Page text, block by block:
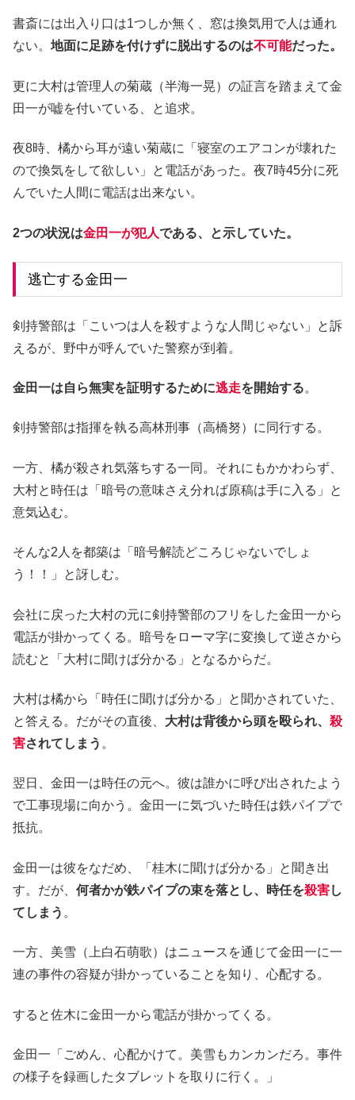
書斎には出入り口は1つしか無く、窓は換気用で人は通れ
ない。 地面に足跡を付けずに脱出するのは不可能だった。
更に大村は管理人の菊蔵（半海一晃）の証言を踏まえて金
田一が嘘を付いている、と追求。
夜8時、橘から耳が遠い菊蔵に「寝室のエアコンが壊れた
ので換気をして欲しい」と電話があった。夜7時45分に死
んでいた人間に電話は出来ない。
2つの状況は金田一が犯人である、と示していた。
逃亡する金田一
剣持警部は「こいつは人を殺すような人間じゃない」と訴
えるが、野中が呼んでいた警察が到着。
金田一は自ら無実を証明するために逃走を開始する。
剣持警部は指揮を執る高林刑事（高橋努）に同行する。
一方、橘が殺され気落ちする一同。それにもかかわらず、
大村と時任は「暗号の意味さえ分れば原稿は手に入る」と
意気込む。
そんな2人を都築は「暗号解読どころじゃないでしょ
う！！」と訝しむ。
会社に戻った大村の元に剣持警部のフリをした金田一から
電話が掛かってくる。暗号をローマ字に変換して逆さから
読むと「大村に聞けば分かる」となるからだ。
大村は橘から「時任に聞けば分かる」と聞かされていた、
と答える。だがその直後、 大村は背後から頭を殴られ、 殺
害されてしまう 。
翌日、金田一は時任の元へ。彼は誰かに呼び出されたよう
で工事現場に向かう。金田一に気づいた時任は鉄パイプで
抵抗。
金田一は彼をなだめ、「桂木に聞けば分かる」と聞き出
す。だが、 何者かが鉄パイプの束を落とし、時任を殺害し
てしまう 。
一方、美雪（上白石萌歌）はニュースを通じて金田一に一
連の事件の容疑が掛かっていることを知り、心配する。
すると佐木に金田一から電話が掛かってくる。
金田一「ごめん、心配かけて。美雪もカンカンだろ。事件
の様子を録画したタブレットを取りに行く。」